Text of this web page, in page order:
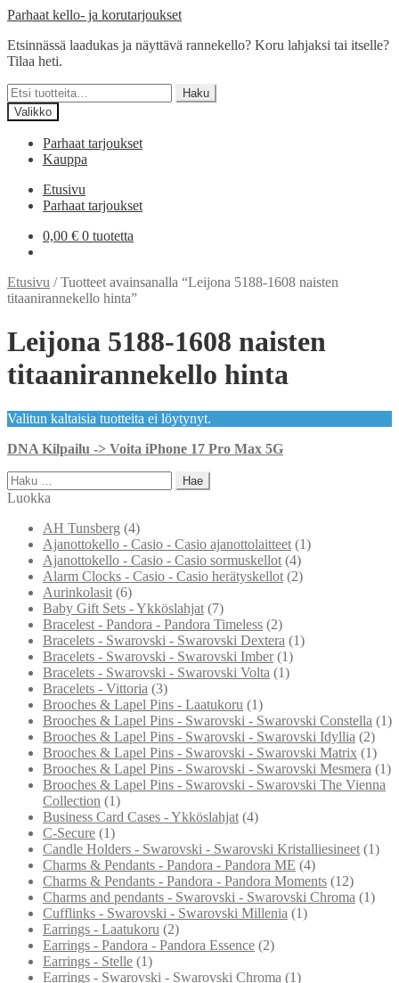
Siirry
Siirry
Parhaat kello- ja korutarjoukset
Etsinnässä laadukas ja näyttävä rannekello? Koru lahjaksi tai itselle?
Tilaa heti.
Etsi:
Haku
Valikko
Parhaat tarjoukset
Kauppa
Etusivu
Parhaat tarjoukset
0,00 € 0 tuotetta
Etusivu /Tuotteet avainsanalla “Leijona 5188-1608 naisten
titaanirannekello hinta”
Leijona 5188-1608 naisten
titaanirannekello hinta
Valitun kaltaisia tuotteita ei löytynyt.
DNA Kilpailu -> Voita iPhone 17 Pro Max 5G
Haku:
Luokka
AH Tunsberg (4)
Ajanottokello - Casio - Casio ajanottolaitteet (1)
Ajanottokello - Casio - Casio sormuskellot (4)
Alarm Clocks - Casio - Casio herätyskellot (2)
Aurinkolasit (6)
Baby Gift Sets - Ykköslahjat (7)
Bracelest - Pandora - Pandora Timeless (2)
Bracelets - Swarovski - Swarovski Dextera (1)
Bracelets - Swarovski - Swarovski Imber (1)
Bracelets - Swarovski - Swarovski Volta (1)
Bracelets - Vittoria (3)
Brooches & Lapel Pins - Laatukoru (1)
Brooches & Lapel Pins - Swarovski - Swarovski Constella (1)
Brooches & Lapel Pins - Swarovski - Swarovski Idyllia (2)
Brooches & Lapel Pins - Swarovski - Swarovski Matrix (1)
Brooches & Lapel Pins - Swarovski - Swarovski Mesmera (1)
Brooches & Lapel Pins - Swarovski - Swarovski The Vienna
Collection (1)
Business Card Cases - Ykköslahjat (4)
C-Secure (1)
Candle Holders - Swarovski - Swarovski Kristalliesineet (1)
Charms & Pendants - Pandora - Pandora ME (4)
Charms & Pendants - Pandora - Pandora Moments (12)
Charms and pendants - Swarovski - Swarovski Chroma (1)
Cufflinks - Swarovski - Swarovski Millenia (1)
Earrings - Laatukoru (2)
Earrings - Pandora - Pandora Essence (2)
Earrings - Stelle (1)
Earrings - Swarovski - Swarovski Chroma (1)